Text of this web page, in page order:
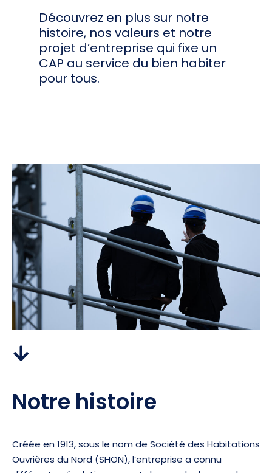
Découvrez en plus sur notre
histoire, nos valeurs et notre
projet d’entreprise qui fixe un
CAP au service du bien habiter
pour tous.
Notre histoire
Créée en 1913, sous le nom de Société des Habitations
Ouvrières du Nord (SHON), l’entreprise a connu